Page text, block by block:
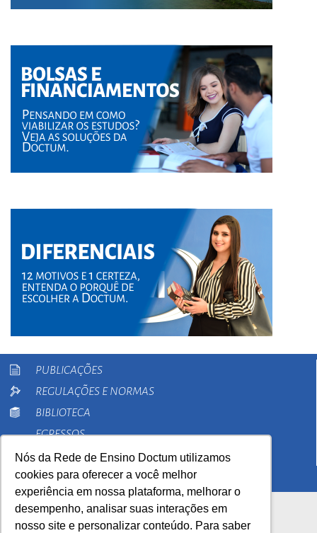
Nós da Rede de Ensino Doctum utilizamos
cookies para oferecer a você melhor
experiência em nossa plataforma, melhorar o
desempenho, analisar suas interações em
nosso site e personalizar conteúdo. Para saber
PUBLICAÇÕES
REGULAÇÕES E NORMAS
BIBLIOTECA
EGRESSOS
PESQUISA
EXTENSÃO